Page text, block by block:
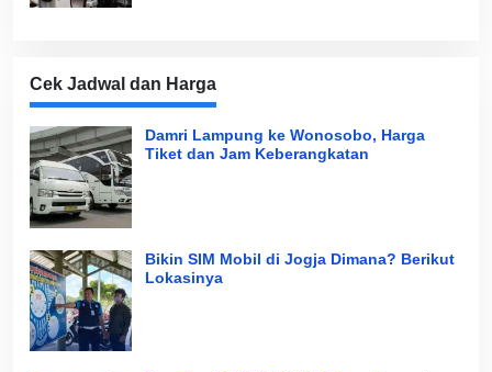
Cek Jadwal dan Harga
Damri Lampung ke Wonosobo, Harga
Tiket dan Jam Keberangkatan
Bikin SIM Mobil di Jogja Dimana? Berikut
Lokasinya